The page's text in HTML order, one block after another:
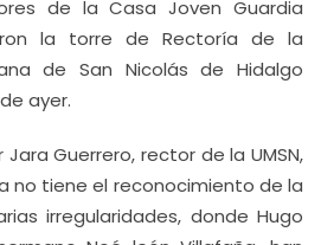
de la Casa Joven Guardia
la torre de Rectoría de la
de San Nicolás de Hidalgo
ayer.
Guerrero, rector de la UMSN,
no tiene el reconocimiento de la
irregularidades, donde Hugo